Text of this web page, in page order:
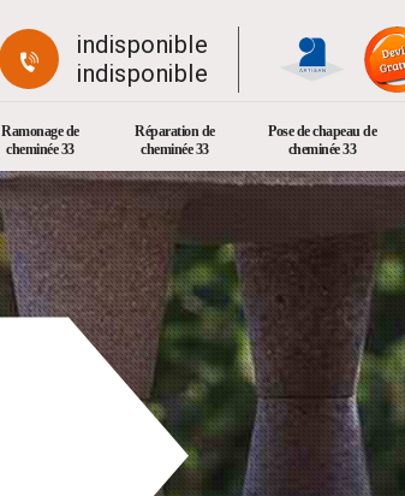
indisponible
indisponible
Ramonage de
cheminée 33
Réparation de
cheminée 33
Pose de chapeau de
cheminée 33